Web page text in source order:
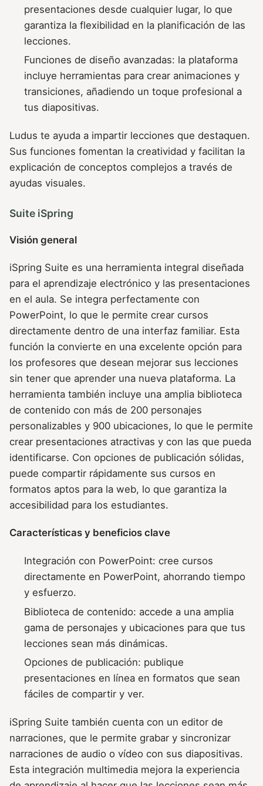
presentaciones desde cualquier lugar, lo que
garantiza la flexibilidad en la planificación de las
lecciones.
Funciones de diseño avanzadas: la plataforma
incluye herramientas para crear animaciones y
transiciones, añadiendo un toque profesional a
tus diapositivas.
Ludus te ayuda a impartir lecciones que destaquen.
Sus funciones fomentan la creatividad y facilitan la
explicación de conceptos complejos a través de
ayudas visuales.
Suite iSpring
Visión general
iSpring Suite es una herramienta integral diseñada
para el aprendizaje electrónico y las presentaciones
en el aula. Se integra perfectamente con
PowerPoint, lo que le permite crear cursos
directamente dentro de una interfaz familiar. Esta
función la convierte en una excelente opción para
los profesores que desean mejorar sus lecciones
sin tener que aprender una nueva plataforma. La
herramienta también incluye una amplia biblioteca
de contenido con más de 200 personajes
personalizables y 900 ubicaciones, lo que le permite
crear presentaciones atractivas y con las que pueda
identificarse. Con opciones de publicación sólidas,
puede compartir rápidamente sus cursos en
formatos aptos para la web, lo que garantiza la
accesibilidad para los estudiantes.
Características y beneficios clave
Integración con PowerPoint: cree cursos
directamente en PowerPoint, ahorrando tiempo
y esfuerzo.
Biblioteca de contenido: accede a una amplia
gama de personajes y ubicaciones para que tus
lecciones sean más dinámicas.
Opciones de publicación: publique
presentaciones en línea en formatos que sean
fáciles de compartir y ver.
iSpring Suite también cuenta con un editor de
narraciones, que le permite grabar y sincronizar
narraciones de audio o vídeo con sus diapositivas.
Esta integración multimedia mejora la experiencia